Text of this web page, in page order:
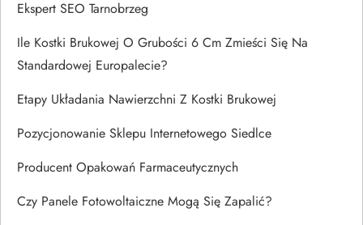
Ekspert SEO Tarnobrzeg
Ile Kostki Brukowej O Grubości 6 Cm Zmieści Się Na
Standardowej Europalecie?
Etapy Układania Nawierzchni Z Kostki Brukowej
Pozycjonowanie Sklepu Internetowego Siedlce
Producent Opakowań Farmaceutycznych
Czy Panele Fotowoltaiczne Mogą Się Zapalić?